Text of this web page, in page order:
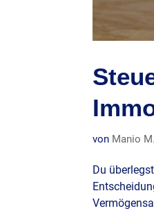
von Manio
Du